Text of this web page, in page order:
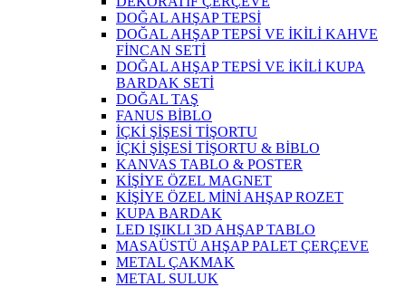
DOĞAL AHŞAP TEPSİ
DOĞAL AHŞAP TEPSİ VE İKİLİ KAHVE
FİNCAN SETİ
DOĞAL AHŞAP TEPSİ VE İKİLİ KUPA
BARDAK SETİ
DOĞAL TAŞ
FANUS BİBLO
İÇKİ ŞİŞESİ TİŞORTU
İÇKİ ŞİŞESİ TİŞORTU & BİBLO
KANVAS TABLO & POSTER
KİŞİYE ÖZEL MAGNET
KİŞİYE ÖZEL MİNİ AHŞAP ROZET
KUPA BARDAK
LED IŞIKLI 3D AHŞAP TABLO
MASAÜSTÜ AHŞAP PALET ÇERÇEVE
METAL ÇAKMAK
METAL SULUK